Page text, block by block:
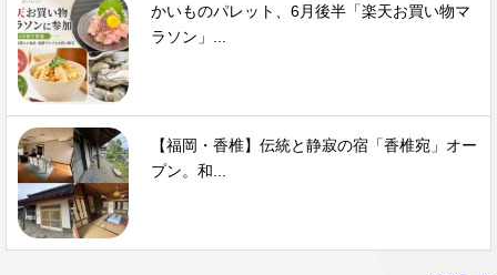
かいものパレット、6月後半「楽天お買い物マ
ラソン」...
【福岡・香椎】伝統と静寂の宿「香椎宛」オー
プン。和...